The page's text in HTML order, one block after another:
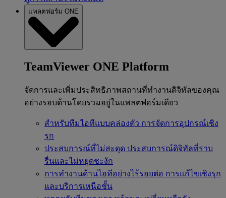
แพลตฟอร์ม ONE
TeamViewer ONE Platform
จัดการและเพิ่มประสิทธิภาพสถานที่ทำงานดิจิทัลของคุณ
อย่างรอบด้านโดยรวมอยู่ในแพลตฟอร์มเดียว
สำหรับทีมไอทีแบบคล่องตัว การจัดการอุปกรณ์เชิง
รุก
ประสบการณ์ที่ไม่สะดุด ประสบการณ์ดิจิทัลที่ราบ
รื่นและไม่หยุดชะงัก
การทำงานด้านไอทีอย่างไร้รอยต่อ การแก้ไขเชิงรุก
และบริการเหนือชั้น